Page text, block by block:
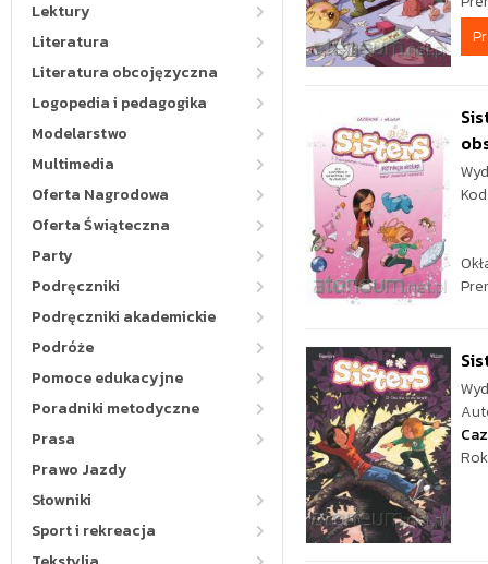
Lektury
Literatura
Literatura obcojęzyczna
Logopedia i pedagogika
Modelarstwo
Multimedia
Oferta Nagrodowa
Oferta Świąteczna
Party
Podręczniki
Podręczniki akademickie
Podróże
Pomoce edukacyjne
Poradniki metodyczne
Prasa
Prawo Jazdy
Słowniki
Sport i rekreacja